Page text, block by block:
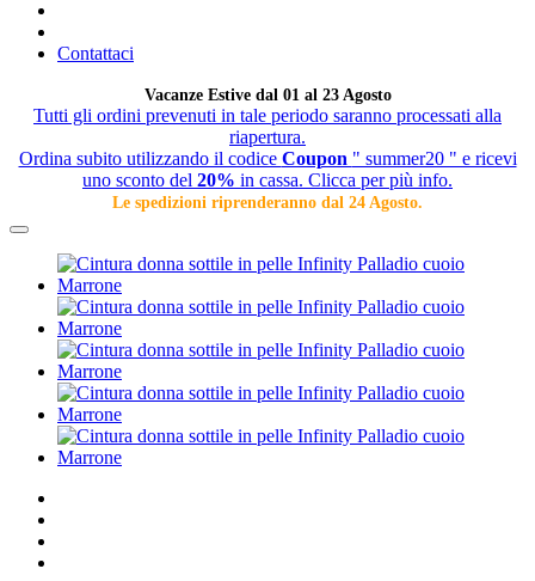
Contattaci
Vacanze Estive dal 01 al 23 Agosto
Tutti gli ordini prevenuti in tale periodo saranno processati alla
riapertura.
Ordina subito utilizzando il codice Coupon " summer20 " e ricevi
uno sconto del 20% in cassa. Clicca per più info.
Le spedizioni riprenderanno dal 24 Agosto.